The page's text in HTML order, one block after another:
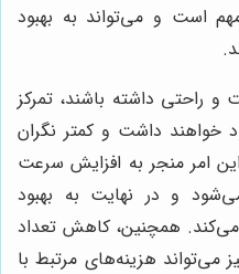
است و می‌تواند به بهبود
و راحتی داشته باشند، تمرکز
خواهند داشت و کمتر نگران
امر منجر به افزایش سرعت
و در نهایت به بهبود
همچنین، کاهش تعداد
هزینه‌های مرتبط با